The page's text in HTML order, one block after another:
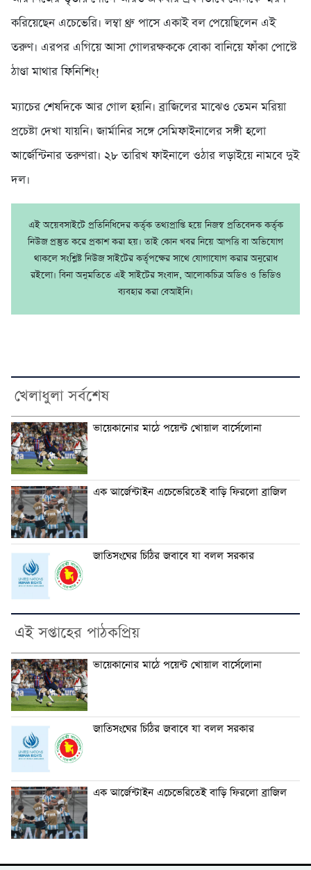
করিয়েছেন এচেভেরি। লম্বা থ্রু পাসে একাই বল পেয়েছিলেন এই
তরুণ। এরপর এগিয়ে আসা গোলরক্ষককে বোকা বানিয়ে ফাঁকা পোস্টে
ঠাণ্ডা মাথার ফিনিশিং!
ম্যাচের শেষদিকে আর গোল হয়নি। ব্রাজিলের মাঝেও তেমন মরিয়া
প্রচেষ্টা দেখা যায়নি। জার্মানির সঙ্গে সেমিফাইনালের সঙ্গী হলো
আর্জেন্টিনার তরুণরা। ২৮ তারিখ ফাইনালে ওঠার লড়াইয়ে নামবে দুই
দল।
এই অয়েবসাইটে প্রতিনিধিদের কর্তৃক তথ্যপ্রাপ্তি হয়ে নিজস্ব প্রতিবেদক কর্তৃক
নিউজ প্রস্তুত করে প্রকাশ করা হয়। তাই কোন খবর নিয়ে আপত্তি বা অভিযোগ
থাকলে সংশ্লিষ্ট নিউজ সাইটের কর্তৃপক্ষের সাথে যোগাযোগ করার অনুরোধ
রইলো। বিনা অনুমতিতে এই সাইটের সংবাদ, আলোকচিত্র অডিও ও ভিডিও
ব্যবহার করা বেআইনি।
খেলাধুলা সর্বশেষ
ভায়েকানোর মাঠে পয়েন্ট খোয়াল বার্সেলোনা
এক আর্জেন্টাইন এচেভেরিতেই বাড়ি ফিরলো ব্রাজিল
জাতিসংঘের চিঠির জবাবে যা বলল সরকার
এই সপ্তাহের পাঠকপ্রিয়
ভায়েকানোর মাঠে পয়েন্ট খোয়াল বার্সেলোনা
জাতিসংঘের চিঠির জবাবে যা বলল সরকার
এক আর্জেন্টাইন এচেভেরিতেই বাড়ি ফিরলো ব্রাজিল